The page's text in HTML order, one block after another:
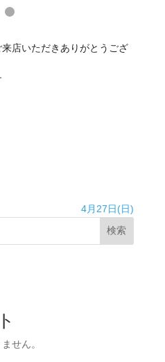
店いただきありがとうござ
4月27日(日)
検索
せん。